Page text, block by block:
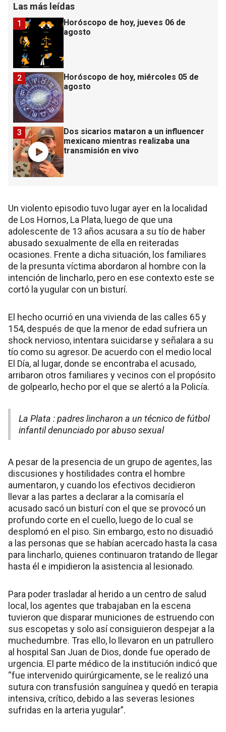
Las más leídas
Horóscopo de hoy, jueves 06 de
agosto
1
Horóscopo de hoy, miércoles 05 de
agosto
2
Dos sicarios mataron a un influencer
mexicano mientras realizaba una
transmisión en vivo
3
Un violento episodio tuvo lugar ayer en la localidad
de Los Hornos, La Plata, luego de que una
adolescente de 13 años acusara a su tío de haber
abusado sexualmente de ella en reiteradas
ocasiones. Frente a dicha situación, los familiares
de la presunta víctima abordaron al hombre con la
intención de lincharlo, pero en ese contexto este se
cortó la yugular con un bisturí.
El hecho ocurrió en una vivienda de las calles 65 y
154, después de que la menor de edad sufriera un
shock nervioso, intentara suicidarse y señalara a su
tío como su agresor. De acuerdo con el medio local
El Día, al lugar, donde se encontraba el acusado,
arribaron otros familiares y vecinos con el propósito
de golpearlo, hecho por el que se alertó a la Policía.
La Plata : padres lincharon a un técnico de fútbol
infantil denunciado por abuso sexual
A pesar de la presencia de un grupo de agentes, las
discusiones y hostilidades contra el hombre
aumentaron, y cuando los efectivos decidieron
llevar a las partes a declarar a la comisaría el
acusado sacó un bisturí con el que se provocó un
profundo corte en el cuello, luego de lo cual se
desplomó en el piso. Sin embargo, esto no disuadió
a las personas que se habían acercado hasta la casa
para lincharlo, quienes continuaron tratando de llegar
hasta él e impidieron la asistencia al lesionado.
Para poder trasladar al herido a un centro de salud
local, los agentes que trabajaban en la escena
tuvieron que disparar municiones de estruendo con
sus escopetas y solo así consiguieron despejar a la
muchedumbre. Tras ello, lo llevaron en un patrullero
al hospital San Juan de Dios, donde fue operado de
urgencia. El parte médico de la institución indicó que
“fue intervenido quirúrgicamente, se le realizó una
sutura con transfusión sanguínea y quedó en terapia
intensiva, crítico, debido a las severas lesiones
sufridas en la arteria yugular”.